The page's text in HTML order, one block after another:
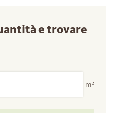
e trovare
m²